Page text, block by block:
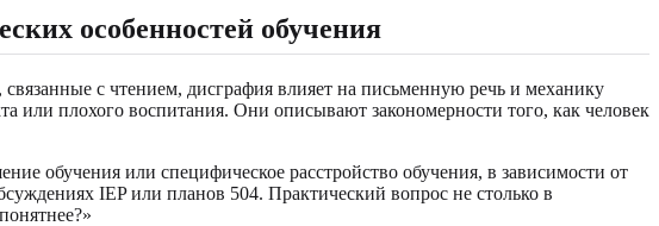
особенностей обучения
с чтением, дисграфия влияет на письменную речь и механику
или плохого воспитания. Они описывают закономерности того, как человек
обучения или специфическое расстройство обучения, в зависимости от
IEP или планов 504. Практический вопрос не столько в